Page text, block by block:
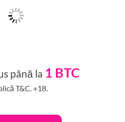
până la 1 BTC
T&C. +18.